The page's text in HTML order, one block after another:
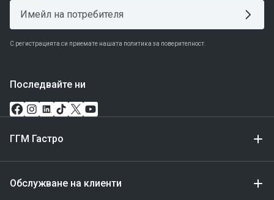
С регистрацията си приемате нашата политика за поверителност.
Последвайте ни
ГГМ Гастро
Обслужване на клиенти